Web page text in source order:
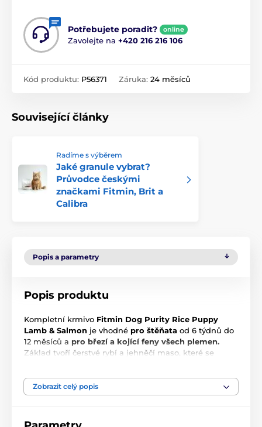
Potřebujete poradit? online
Zavolejte na +420 216 216 106
Kód produktu: P56371 Záruka: 24 měsíců
Související články
Radíme s výběrem
Jaké granule vybrat?
Průvodce českými
značkami Fitmin, Brit a
Calibra
Popis a parametry
Popis produktu
Kompletní krmivo Fitmin Dog Purity Rice Puppy
Lamb & Salmon je vhodné pro štěňata od 6 týdnů do
12 měsíců a pro březí a kojící feny všech plemen.
Základ tvoří čerstvé rybí a jehněčí maso, které se
živočišného původu.
Zobrazit celý popis